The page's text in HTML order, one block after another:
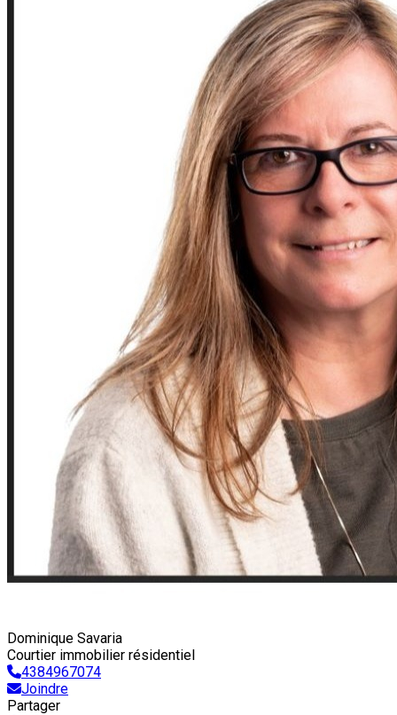
Dominique Savaria
Courtier immobilier résidentiel
4384967074
Joindre
Partager